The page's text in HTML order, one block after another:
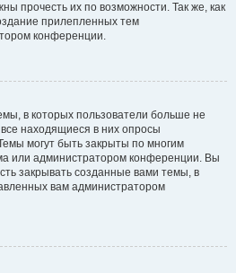
прочесть их по возможности. Так же, как
прилепленных тем
конференции.
в которых пользователи больше не
находящиеся в них опросы
могут быть закрыты по многим
или администратором конференции. Вы
закрывать созданные вами темы, в
вам администратором